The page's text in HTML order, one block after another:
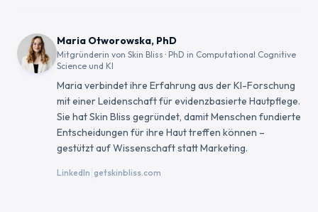
Maria Otworowska, PhD
Mitgründerin von Skin Bliss · PhD in Computational Cognitive
Science und KI
Maria verbindet ihre Erfahrung aus der KI-Forschung
mit einer Leidenschaft für evidenzbasierte Hautpflege.
Sie hat Skin Bliss gegründet, damit Menschen fundierte
Entscheidungen für ihre Haut treffen können –
gestützt auf Wissenschaft statt Marketing.
LinkedIn getskinbliss.com